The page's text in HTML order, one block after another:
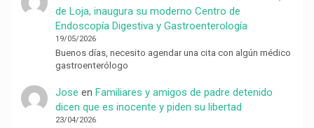
de Loja, inaugura su moderno Centro de
Endoscopía Digestiva y Gastroenterología
19/05/2026
Buenos días, necesito agendar una cita con algún médico
gastroenterólogo
Jose en Familiares y amigos de padre detenido
dicen que es inocente y piden su libertad
23/04/2026